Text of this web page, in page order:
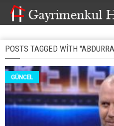
POSTS TAGGED WITH
GÜNCEL